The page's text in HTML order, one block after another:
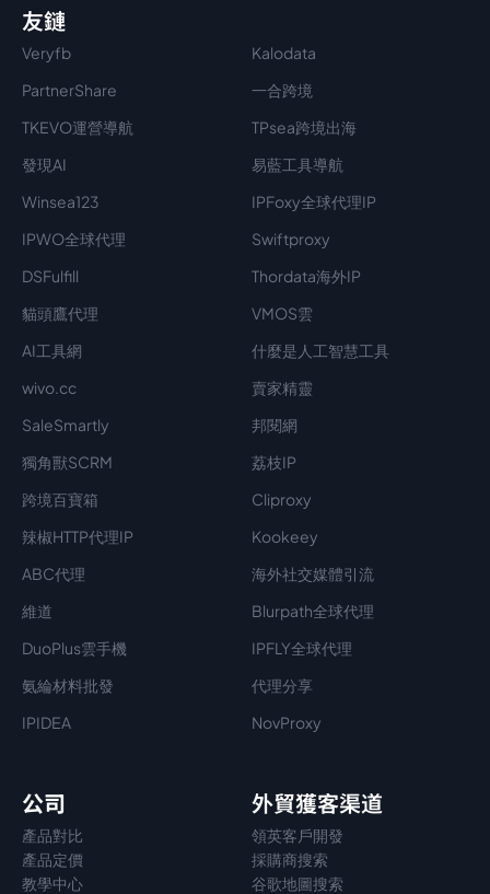
友鏈
Veryfb
Kalodata
PartnerShare
一合跨境
TKEVO運營導航
TPsea跨境出海
發現AI
易藍工具導航
Winsea123
IPFoxy全球代理IP
IPWO全球代理
Swiftproxy
DSFulfill
Thordata海外IP
貓頭鷹代理
VMOS雲
AI工具網
什麼是人工智慧工具
wivo.cc
賣家精靈
SaleSmartly
邦閱網
獨角獸SCRM
荔枝IP
跨境百寶箱
Cliproxy
辣椒HTTP代理IP
Kookeey
ABC代理
海外社交媒體引流
維道
Blurpath全球代理
DuoPlus雲手機
IPFLY全球代理
氨綸材料批發
代理分享
IPIDEA
NovProxy
公司
產品對比
產品定價
教學中心
外貿獲客渠道
領英客戶開發
採購商搜索
谷歌地圖搜索